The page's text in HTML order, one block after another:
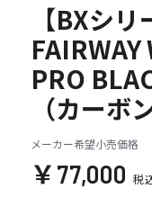
【BXシ
PRO
（カーボ
メーカー希望小売価格
￥77,000